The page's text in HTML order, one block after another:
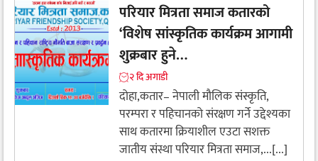
परियार मित्रता समाज कतारको
‘विशेष सांस्कृतिक कार्यक्रम आगामी
शुक्रबार हुने…
२ दि अगाडी
दोहा,कतार– नेपाली मौलिक संस्कृति,
परम्परा र पहिचानको संरक्षण गर्ने उद्देश्यका
साथ कतारमा क्रियाशील एउटा सशक्त
जातीय संस्था परियार मित्रता समाज,...[...]